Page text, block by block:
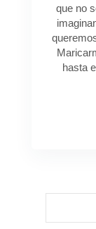
que no
hasta